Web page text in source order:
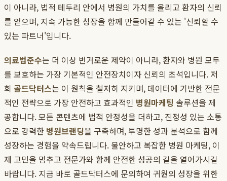
이 아니라, 법적 테두리 안에서 병원의 가치를 올리고 환자의 신뢰
를 얻으며, 지속 가능한 성장을 함께 만들어갈 수 있는 '신뢰할 수
있는 파트너'입니다.
의료법준수는 더 이상 번거로운 제약이 아니라, 환자와 병원 모두
를 보호하는 가장 기본적인 안전장치이자 신뢰의 초석입니다. 저
희 골드닥터스는 이 원칙을 철저히 지키며, 데이터에 기반한 전문
적인 전략으로 가장 안전하고 효과적인 병원마케팅 솔루션을 제
공합니다. 모든 콘텐츠에 법적 안정성을 더하고, 진정성 있는 소통
으로 강력한 병원브랜딩을 구축하며, 투명한 성과 분석으로 함께
성장하는 경험을 약속드립니다. 불안하고 복잡한 병원 마케팅, 이
제 고민을 멈추고 전문가와 함께 안전한 성공의 길을 열어가시길
바랍니다. 지금 바로 골드닥터스에 문의하여 귀원의 성장을 위한